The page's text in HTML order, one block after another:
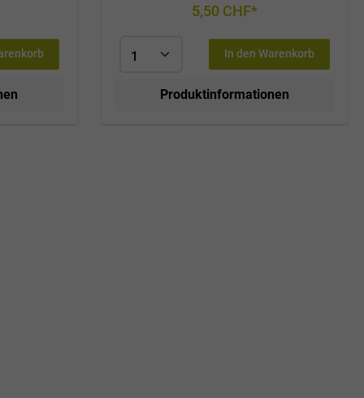
5,50 CHF*
In den Warenkorb
Produktinformationen